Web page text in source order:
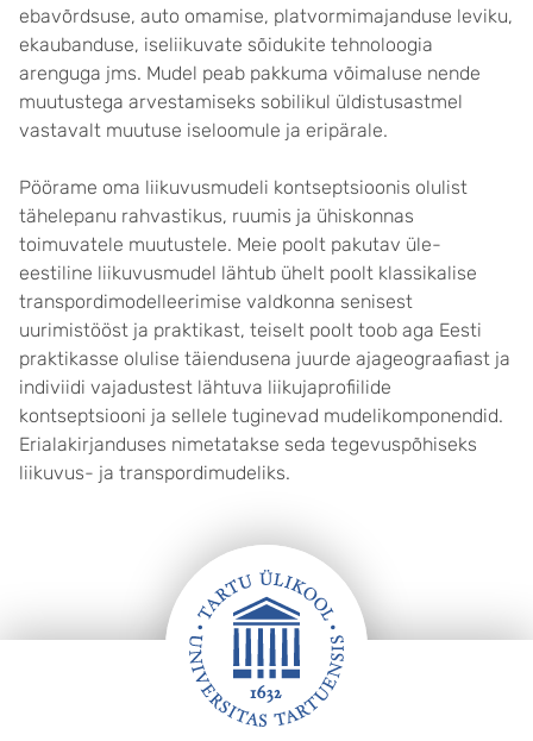
ebavõrdsuse, auto omamise, platvormimajanduse leviku,
ekaubanduse, iseliikuvate sõidukite tehnoloogia
arenguga jms. Mudel peab pakkuma võimaluse nende
muutustega arvestamiseks sobilikul üldistusastmel
vastavalt muutuse iseloomule ja eripärale.
Pöörame oma liikuvusmudeli kontseptsioonis olulist
tähelepanu rahvastikus, ruumis ja ühiskonnas
toimuvatele muutustele. Meie poolt pakutav üle-
eestiline liikuvusmudel lähtub ühelt poolt klassikalise
transpordimodelleerimise valdkonna senisest
uurimistööst ja praktikast, teiselt poolt toob aga Eesti
praktikasse olulise täiendusena juurde ajageograafiast ja
indiviidi vajadustest lähtuva liikujaprofiilide
kontseptsiooni ja sellele tuginevad mudelikomponendid.
Erialakirjanduses nimetatakse seda tegevuspõhiseks
liikuvus- ja transpordimudeliks.